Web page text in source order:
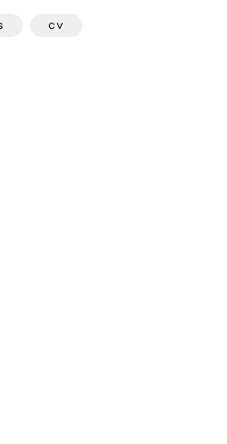
cv